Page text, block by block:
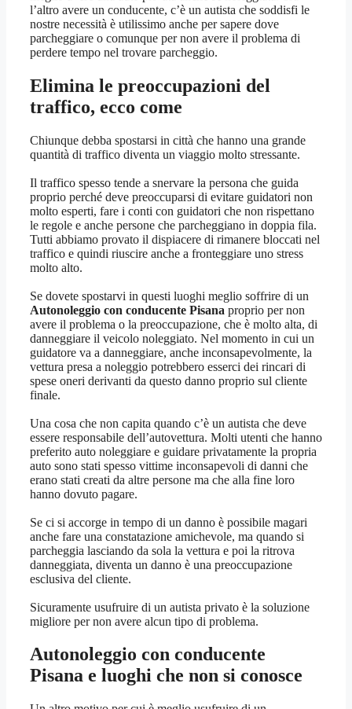
l’altro avere un conducente, c’è un autista che soddisfi le
nostre necessità è utilissimo anche per sapere dove
parcheggiare o comunque per non avere il problema di
perdere tempo nel trovare parcheggio.
Elimina le preoccupazioni del
traffico, ecco come
Chiunque debba spostarsi in città che hanno una grande
quantità di traffico diventa un viaggio molto stressante.
Il traffico spesso tende a snervare la persona che guida
proprio perché deve preoccuparsi di evitare guidatori non
molto esperti, fare i conti con guidatori che non rispettano
le regole e anche persone che parcheggiano in doppia fila.
Tutti abbiamo provato il dispiacere di rimanere bloccati nel
traffico e quindi riuscire anche a fronteggiare uno stress
molto alto.
Se dovete spostarvi in questi luoghi meglio soffrire di un
Autonoleggio con conducente Pisana proprio per non
avere il problema o la preoccupazione, che è molto alta, di
danneggiare il veicolo noleggiato. Nel momento in cui un
guidatore va a danneggiare, anche inconsapevolmente, la
vettura presa a noleggio potrebbero esserci dei rincari di
spese oneri derivanti da questo danno proprio sul cliente
finale.
Una cosa che non capita quando c’è un autista che deve
essere responsabile dell’autovettura. Molti utenti che hanno
preferito auto noleggiare e guidare privatamente la propria
auto sono stati spesso vittime inconsapevoli di danni che
erano stati creati da altre persone ma che alla fine loro
hanno dovuto pagare.
Se ci si accorge in tempo di un danno è possibile magari
anche fare una constatazione amichevole, ma quando si
parcheggia lasciando da sola la vettura e poi la ritrova
danneggiata, diventa un danno è una preoccupazione
esclusiva del cliente.
Sicuramente usufruire di un autista privato è la soluzione
migliore per non avere alcun tipo di problema.
Autonoleggio con conducente
Pisana e luoghi che non si conosce